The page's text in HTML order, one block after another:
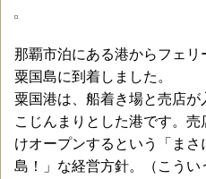
那覇市泊にある港からフェ
粟国島に到着しました。
粟国港は、船着き場と売店
こじんまりとした港です。
けオープンするという「ま
島！」な経営方針。（こうい